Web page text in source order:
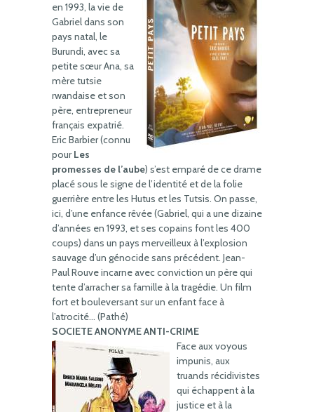
en 1993, la vie de
Gabriel dans son
pays natal, le
Burundi, avec sa
petite sœur Ana, sa
mère tutsie
rwandaise et son
père, entrepreneur
français expatrié.
Eric Barbier (connu
pourLes
promesses de l’aube) s’est emparé de ce drame
placé sous le signe de l’identité et de la folie
guerrière entre les Hutus et les Tutsis. On passe,
ici, d’une enfance rêvée (Gabriel, qui a une dizaine
d’années en 1993, et ses copains font les 400
coups) dans un pays merveilleux à l’explosion
sauvage d’un génocide sans précédent. Jean-
Paul Rouve incarne avec conviction un père qui
tente d’arracher sa famille à la tragédie. Un film
fort et bouleversant sur un enfant face à
l’atrocité… (Pathé)
SOCIETE ANONYME ANTI-CRIME
Face aux voyous
impunis, aux
truands récidivistes
qui échappent à la
justice et à la